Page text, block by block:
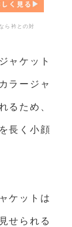
ら衿との対
ャケット
ラージャ
るため、
長く小顔
ケットは
せられる